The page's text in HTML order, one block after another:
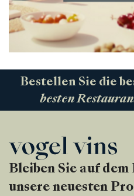
Bestellen Sie die
besten
Bleiben Sie auf
unsere neuesten